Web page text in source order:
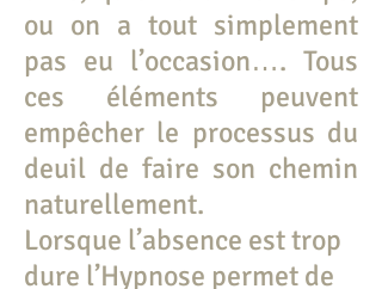
ou on a tout simplement
pas eu l’occasion…. Tous
ces éléments peuvent
empêcher le processus du
deuil de faire son chemin
naturellement.
Lorsque l’absence est trop
dure l’Hypnose permet de